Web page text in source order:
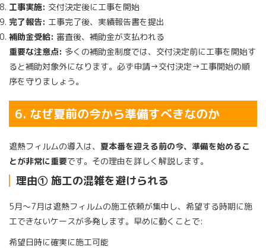
工事実施: 交付決定後に工事を開始
完了報告: 工事完了後、実績報告書を提出
補助金受給: 審査後、補助金が支払われる
重要な注意点: 多くの補助金制度では、 交付決定前に工事を開始す
ると補助対象外になります。必ず申請→交付決定→工事開始の順
序を守りましょう。
6. なぜ夏前の今から準備すべきなのか
遮熱フィルムの導入は、 夏本番を迎える前の今、準備を始めるこ
とが非常に重要です。その理由を詳しく解説します。
理由① 施工の混雑を避けられる
5月〜7月は遮熱フィルムの施工依頼が集中し、希望する時期に施
工できないケースが多発します。早めに動くことで:
希望日時に確実に施工可能